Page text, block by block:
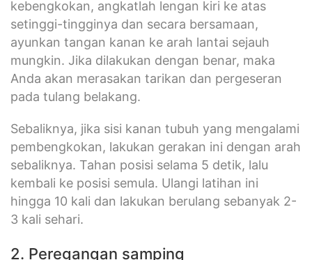
kebengkokan, angkatlah lengan kiri ke atas
setinggi-tingginya dan secara bersamaan,
ayunkan tangan kanan ke arah lantai sejauh
mungkin. Jika dilakukan dengan benar, maka
Anda akan merasakan tarikan dan pergeseran
pada tulang belakang.
Sebaliknya, jika sisi kanan tubuh yang mengalami
pembengkokan, lakukan gerakan ini dengan arah
sebaliknya. Tahan posisi selama 5 detik, lalu
kembali ke posisi semula. Ulangi latihan ini
hingga 10 kali dan lakukan berulang sebanyak 2-
3 kali sehari.
2. Peregangan samping